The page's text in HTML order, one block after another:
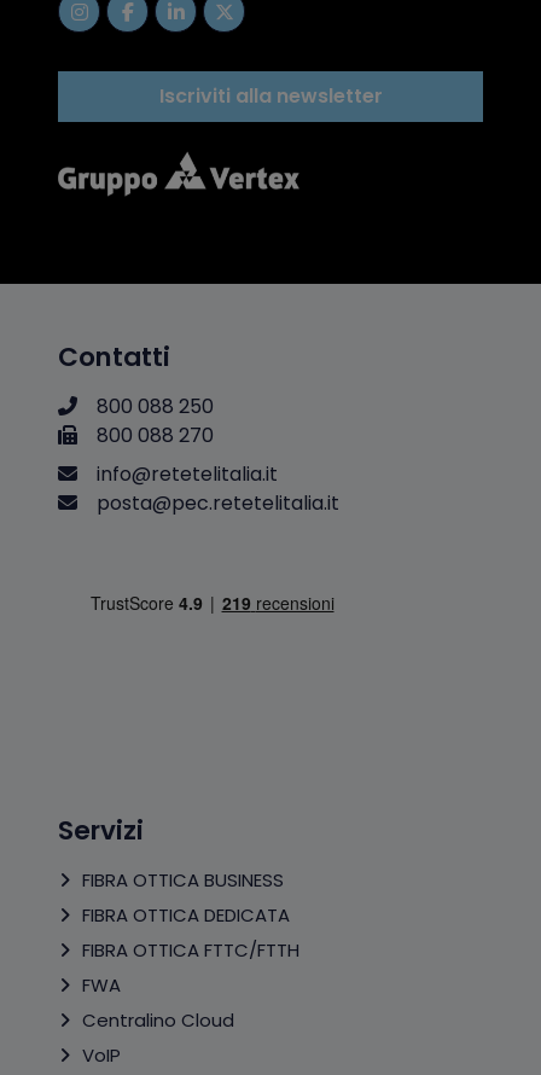
Iscriviti alla newsletter
Contatti
800 088 250
800 088 270
info@retetelitalia.it
posta@pec.retetelitalia.it
Servizi
FIBRA OTTICA BUSINESS
FIBRA OTTICA DEDICATA
FIBRA OTTICA FTTC/FTTH
FWA
Centralino Cloud
VoIP